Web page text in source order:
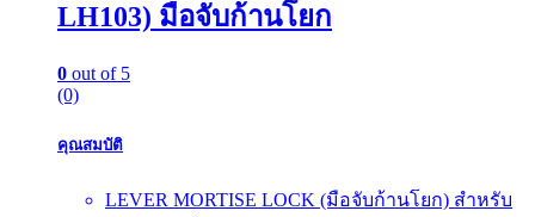
LH103) มือจับก้านโยก
0 out of 5
(0)
คุณสมบัติ
LEVER MORTISE LOCK (มือจับก้านโยก) สำหรับ